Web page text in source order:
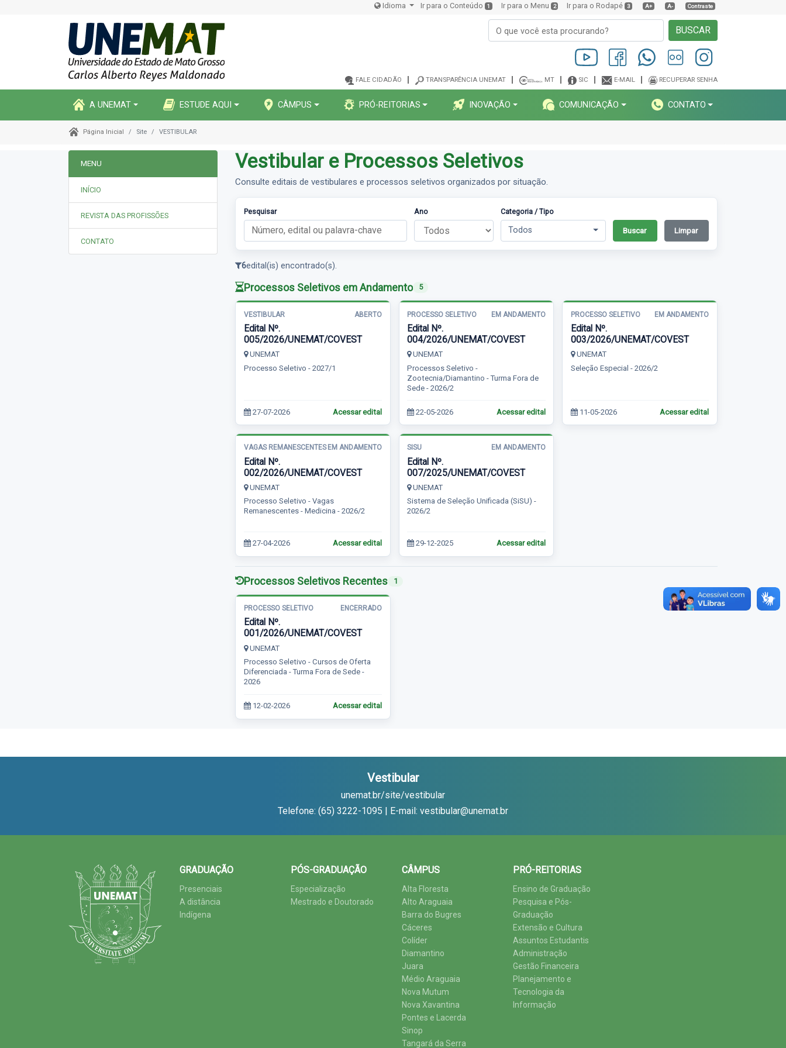
Idioma Ir para o Conteúdo 1 Ir para o Menu 2 Ir para o Rodapé 3 A+ A- Contraste
BUSCAR
FALE CIDADÃO TRANSPARÊNCIA UNEMAT MT SIC E-MAIL RECUPERAR SENHA
A UNEMAT ESTUDE AQUI CÂMPUS PRÓ-REITORIAS INOVAÇÃO COMUNICAÇÃO CONTATO
Página Inicial Site VESTIBULAR
MENU
INÍCIO
REVISTA DAS PROFISSÕES
CONTATO
Vestibular e Processos Seletivos
Consulte editais de vestibulares e processos seletivos organizados por situação.
Pesquisar Ano Categoria / Tipo
Todos Buscar Limpar
6edital(is) encontrado(s).
Processos Seletivos em Andamento 5
VESTIBULAR ABERTO
Edital Nº.
005/2026/UNEMAT/COVEST
UNEMAT
Processo Seletivo - 2027/1
27-07-2026 Acessar edital
PROCESSO SELETIVO EM ANDAMENTO
Edital Nº.
004/2026/UNEMAT/COVEST
UNEMAT
Processos Seletivo -
Zootecnia/Diamantino - Turma Fora de
Sede - 2026/2
22-05-2026 Acessar edital
PROCESSO SELETIVO EM ANDAMENTO
Edital Nº.
003/2026/UNEMAT/COVEST
UNEMAT
Seleção Especial - 2026/2
11-05-2026 Acessar edital
VAGAS REMANESCENTES EM ANDAMENTO
Edital Nº.
002/2026/UNEMAT/COVEST
UNEMAT
Processo Seletivo - Vagas
Remanescentes - Medicina - 2026/2
27-04-2026 Acessar edital
SISU EM ANDAMENTO
Edital Nº.
007/2025/UNEMAT/COVEST
UNEMAT
Sistema de Seleção Unificada (SiSU) -
2026/2
29-12-2025 Acessar edital
Processos Seletivos Recentes 1
PROCESSO SELETIVO ENCERRADO
Edital Nº.
001/2026/UNEMAT/COVEST
UNEMAT
Processo Seletivo - Cursos de Oferta
Diferenciada - Turma Fora de Sede -
2026
12-02-2026 Acessar edital
Vestibular
unemat.br/site/vestibular
Telefone: (65) 3222-1095 | E-mail: vestibular@unemat.br
GRADUAÇÃO
Presenciais
A distância
Indígena
PÓS-GRADUAÇÃO
Especialização
Mestrado e Doutorado
CÂMPUS
Alta Floresta
Alto Araguaia
Barra do Bugres
Cáceres
Colíder
Diamantino
Juara
Médio Araguaia
Nova Mutum
Nova Xavantina
Pontes e Lacerda
Sinop
Tangará da Serra
PRÓ-REITORIAS
Ensino de Graduação
Pesquisa e Pós-
Graduação
Extensão e Cultura
Assuntos Estudantis
Administração
Gestão Financeira
Planejamento e
Tecnologia da
Informação